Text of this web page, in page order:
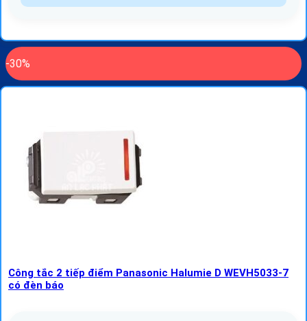
-30%
Công tắc 2 tiếp điểm Panasonic Halumie D WEVH5033-7
có đèn báo